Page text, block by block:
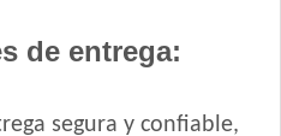
de entrega:
segura y confiable,